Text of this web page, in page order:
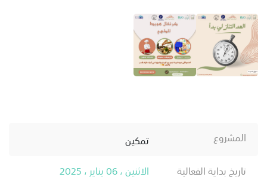
المشروع
تمكين
تاريخ بداية الفعالية
الاثنين ، 06 يناير ، 2025